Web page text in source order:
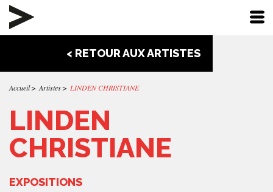
< RETOUR AUX ARTISTES
Accueil Artistes LINDEN CHRISTIANE
LINDEN
CHRISTIANE
EXPOSITIONS